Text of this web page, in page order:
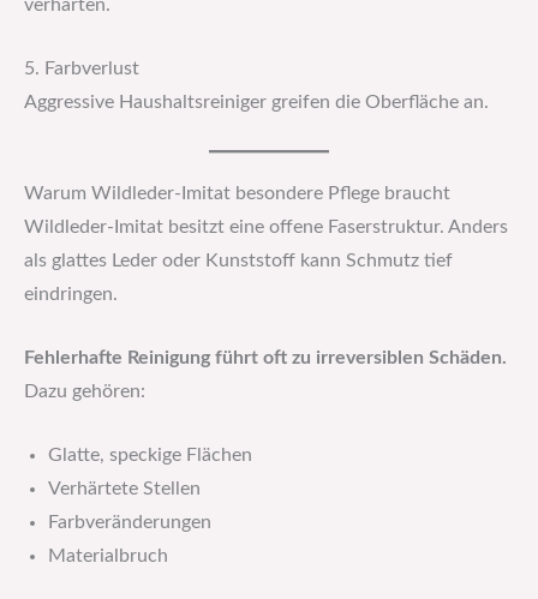
verhärten.
5. Farbverlust
Aggressive Haushaltsreiniger greifen die Oberfläche an.
Warum Wildleder-Imitat besondere Pflege braucht
Wildleder-Imitat besitzt eine offene Faserstruktur. Anders
als glattes Leder oder Kunststoff kann Schmutz tief
eindringen.
Fehlerhafte Reinigung führt oft zu irreversiblen Schäden.
Dazu gehören:
Glatte, speckige Flächen
Verhärtete Stellen
Farbveränderungen
Materialbruch